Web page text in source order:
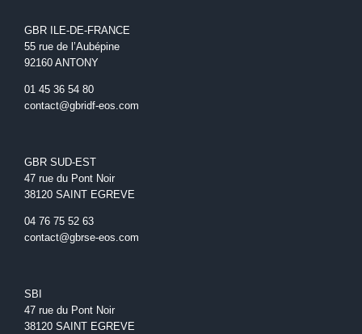
GBR ILE-DE-FRANCE
55 rue de l’Aubépine
92160 ANTONY
01 45 36 54 80
contact@gbridf-eos.com
GBR SUD-EST
47 rue du Pont Noir
38120 SAINT EGREVE
04 76 75 52 63
contact@gbrse-eos.com
SBI
47 rue du Pont Noir
38120 SAINT EGREVE